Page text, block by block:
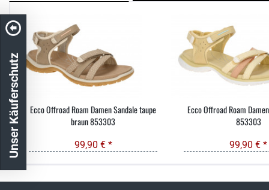
Ecco Offroad Roam Damen Sandale taupe
braun 853303
99,90 € *
Ecco Offroad Roam
853303
99,90 € *
Unser Käuferschutz